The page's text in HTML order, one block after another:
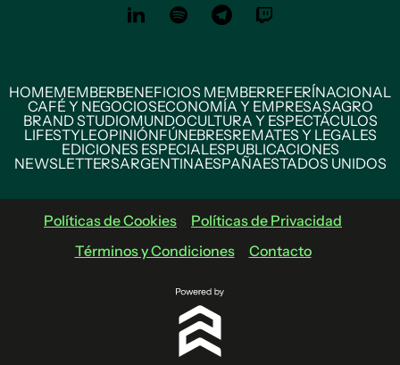
HOMEMEMBERBENEFICIOS MEMBERREFERÍNACIONAL
CAFÉ Y NEGOCIOSECONOMÍA Y EMPRESASAGRO
BRAND STUDIOMUNDOCULTURA Y ESPECTÁCULOS
LIFESTYLEOPINIÓNFÚNEBRESREMATES Y LEGALES
EDICIONES ESPECIALESPUBLICACIONES
NEWSLETTERSARGENTINAESPAÑAESTADOS UNIDOS
Políticas de Cookies
Políticas de Privacidad
Términos y Condiciones
Contacto